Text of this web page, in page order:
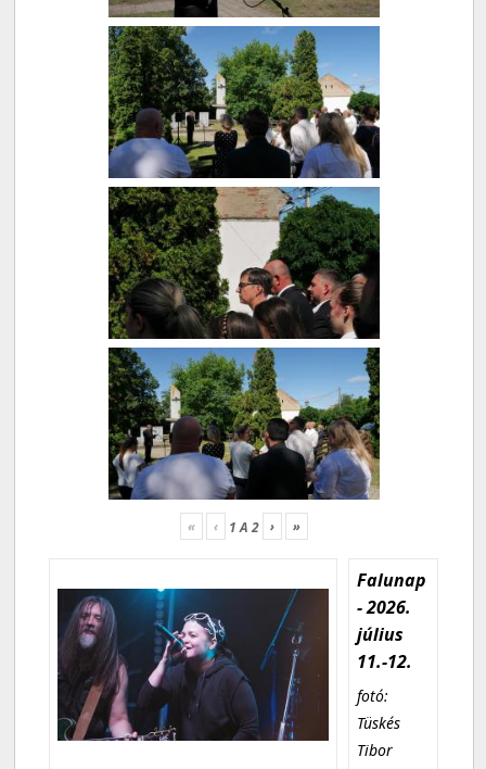
« ‹ 1A2 › »
Falunap
- 2026.
július
11.-12.
fotó:
Tüskés
Tibor